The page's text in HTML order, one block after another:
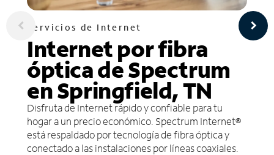
Servicios de Internet
Internet por fibra
óptica de Spectrum
en Springfield, TN
Disfruta de Internet rápido y confiable para tu
hogar a un precio económico. Spectrum Internet®
está respaldado por tecnología de fibra óptica y
conectado a las instalaciones por líneas coaxiales.